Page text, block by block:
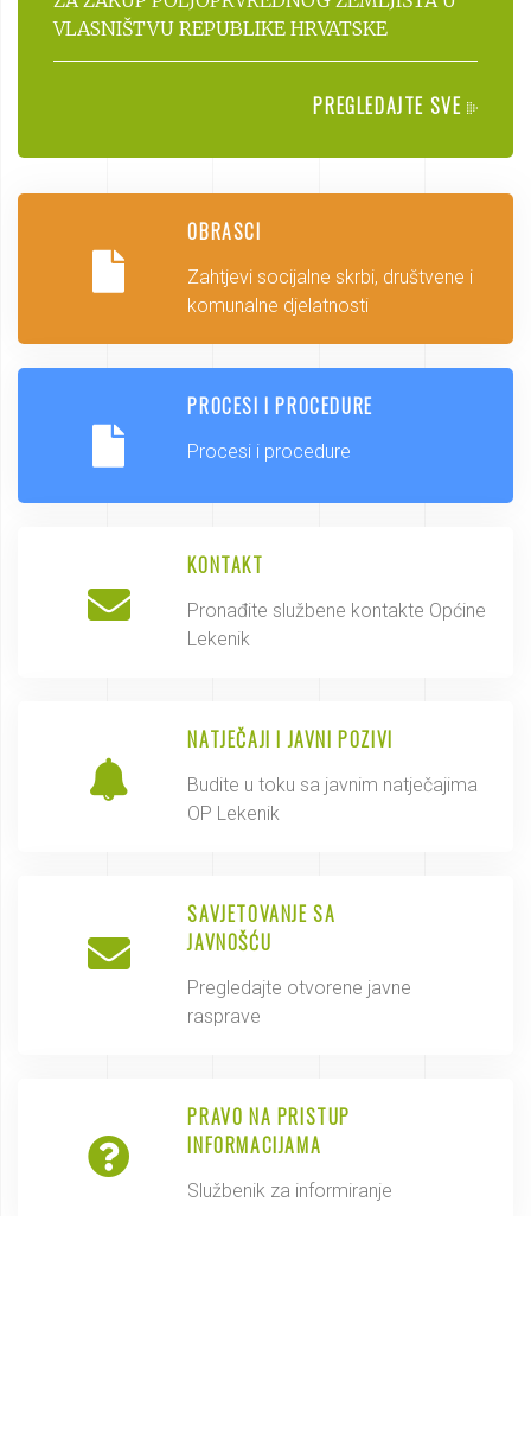
VLASNIŠTVU REPUBLIKE HRVATSKE
PREGLEDAJTE SVE
OBRASCI
Zahtjevi socijalne skrbi, društvene i
komunalne djelatnosti
PROCESI I PROCEDURE
Procesi i procedure
KONTAKT
Pronađite službene kontakte Općine
Lekenik
NATJEČAJI I JAVNI POZIVI
Budite u toku sa javnim natječajima
OP Lekenik
SAVJETOVANJE SA
JAVNOŠĆU
Pregledajte otvorene javne
rasprave
PRAVO NA PRISTUP
INFORMACIJAMA
Službenik za informiranje